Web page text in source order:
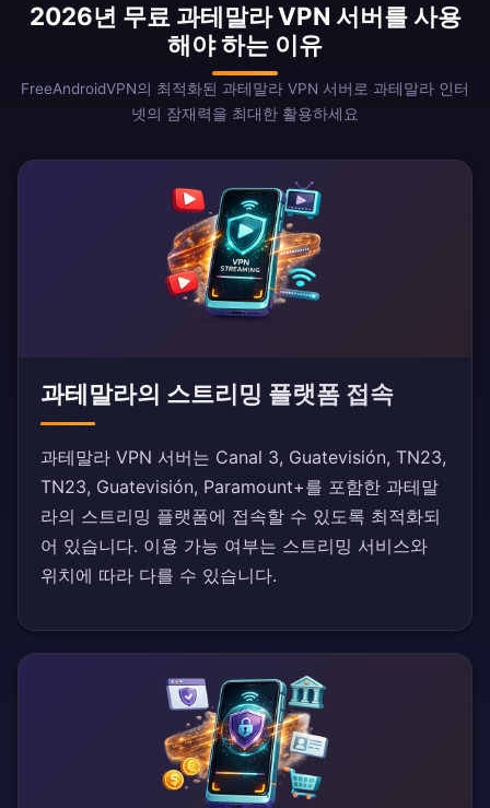
2026년 무료 과테말라 VPN 서버를 사용
해야 하는 이유
FreeAndroidVPN의 최적화된 과테말라 VPN 서버로 과테말라 인터
넷의 잠재력을 최대한 활용하세요
과테말라의 스트리밍 플랫폼 접속
과테말라 VPN 서버는 Canal 3, Guatevisión, TN23,
TN23, Guatevisión, Paramount+를 포함한 과테말
라의 스트리밍 플랫폼에 접속할 수 있도록 최적화되
어 있습니다. 이용 가능 여부는 스트리밍 서비스와
위치에 따라 다를 수 있습니다.